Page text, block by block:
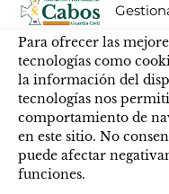
Para ofrecer las
tecnologías como
la información del
tecnologías nos
comportamiento de
en este sitio. No
puede afectar
funciones.
La efectividad
determinada, en
los nuevos puestos
Comisión
Interministerial de
aprobación del
modificación de
Por tal motivo, se